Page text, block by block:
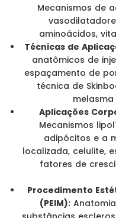
Mecanismos de
aminoácidos,
Técnicas de
anatômicos de
espaçamento de
técnica de
Aplicações
Mecanismos
adipócitos e a
localizada, celulite,
fatores de
Procedimento
(PEIM):